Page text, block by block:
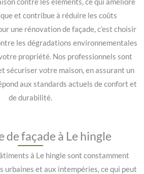
et contribue à réduire les coûts
une rénovation de façade, c’est choisir
les dégradations environnementales
propriété. Nos professionnels sont
sécuriser votre maison, en assurant un
aux standards actuels de confort et
de durabilité.
de façade à Le hingle
à Le hingle sont constamment
urbaines et aux intempéries, ce qui peut